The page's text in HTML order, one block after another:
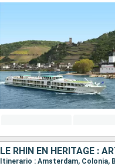
Itinerario : Amsterdam, Colonia,